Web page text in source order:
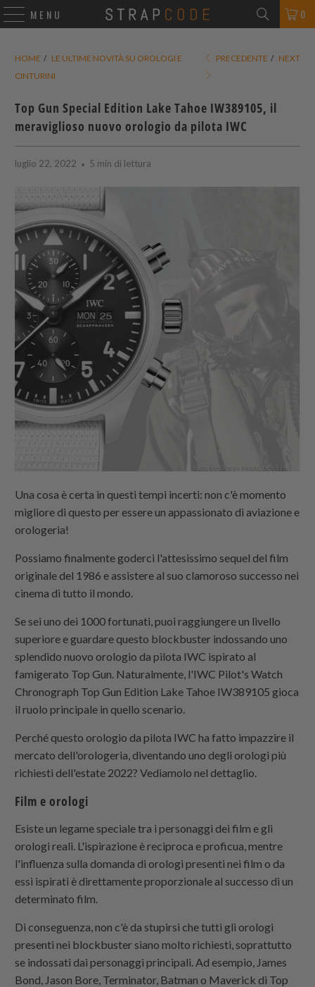
MENU 0
HOME / LE ULTIME NOVITÀ SU OROLOGI E
CINTURINI
PRECEDENTE / NEXT
Top Gun Special Edition Lake Tahoe IW389105, il
meraviglioso nuovo orologio da pilota IWC
luglio 22, 2022 5 min di lettura
Una cosa è certa in questi tempi incerti: non c'è momento
migliore di questo per essere un appassionato di aviazione e
orologeria!
Possiamo finalmente goderci l'attesissimo sequel del film
originale del 1986 e assistere al suo clamoroso successo nei
cinema di tutto il mondo.
Se sei uno dei 1000 fortunati, puoi raggiungere un livello
superiore e guardare questo blockbuster indossando uno
splendido nuovo orologio da pilota IWC ispirato al
famigerato Top Gun. Naturalmente, l'IWC Pilot's Watch
Chronograph Top Gun Edition Lake Tahoe IW389105 gioca
il ruolo principale in quello scenario.
Perché questo orologio da pilota IWC ha fatto impazzire il
mercato dell'orologeria, diventando uno degli orologi più
richiesti dell'estate 2022? Vediamolo nel dettaglio.
Film e orologi
Esiste un legame speciale tra i personaggi dei film e gli
orologi reali. L'ispirazione è reciproca e proficua, mentre
l'influenza sulla domanda di orologi presenti nei film o da
essi ispirati è direttamente proporzionale al successo di un
determinato film.
Di conseguenza, non c'è da stupirsi che tutti gli orologi
presenti nei blockbuster siano molto richiesti, soprattutto
se indossati dai personaggi principali. Ad esempio, James
Bond, Jason Bore, Terminator, Batman o Maverick di Top